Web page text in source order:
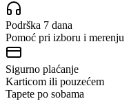
Podrška 7 dana
Pomoć pri izboru i merenju
Sigurno plaćanje
Karticom ili pouzećem
Tapete po sobama